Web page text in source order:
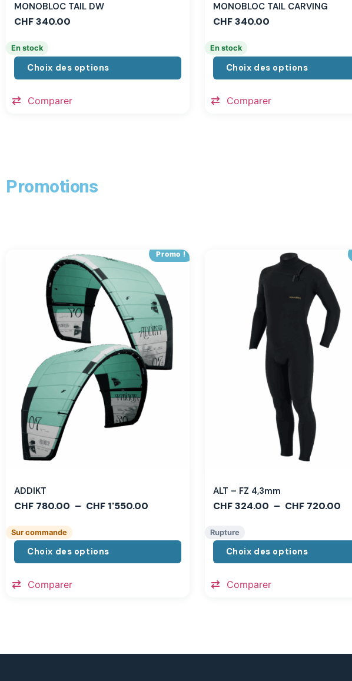
MONOBLOC TAIL DW
CHF340.00
En stock
Choix des options
Comparer
MONOBLOC TAIL CARVING
CHF340.00
En stock
Choix des options
Comparer
Promotions
Promo !
ADDIKT
CHF 780.00 – CHF 1'550.00
Sur commande
Choix des options
Comparer
ALT – FZ 4,3mm
CHF324.00 – CHF720.00
Rupture
Choix des options
Comparer